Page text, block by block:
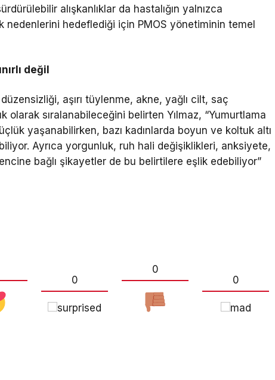
alışkanlıklar da hastalığın yalnızca
nedenlerini hedeflediği için PMOS yönetiminin temel
değil
aşırı tüylenme, akne, yağlı cilt, saç
olarak sıralanabileceğini belirten Yılmaz, “Yumurtlama
yaşanabilirken, bazı kadınlarda boyun ve koltuk altı
Ayrıca yorgunluk, ruh hali değişiklikleri, anksiyete,
bağlı şikayetler de bu belirtilere eşlik edebiliyor”
0
0
0